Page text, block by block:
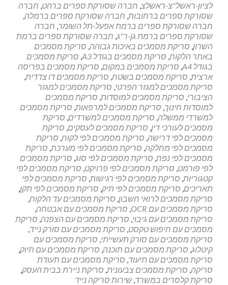
לציון-ראשל"צ-ראשלצ, חברה שסורקת ספרים ברהט, חברה
שסורקת ספרים ברחובות, חברה שסורקת ספרים ברמלה,
חברה שסורקת ספרים ברמת אפעל-תל השומר, חברה
שסורקת ספרים ברמת גן-ר"ג, חברה שסורקת ספרים ברמת
השרון, סריקת מסמכים באיכות גבוהה, סריקת מסמכים
באתר הלקוח, סריקת מסמכים בגודל A3 , סריקת מסמכים
בגודל A4
, סריקת מסמכים במקום, סריקת מסמכים בפריסה
ארצית, סריקת מסמכים בשטח, סריקת מסמכים דו צדדית,
סריקת מסמכים למגזר הפרטי, סריקת מסמכים למגזר
הציבורי, סריקת מסמכים למוסדות, סריקת מסמכים
למוסדות חינוך, סריקת מסמכים למרפאות, סריקת מסמכים
למשרדי ממשלה, סריקת מסמכים למשרדים, סריקת
מסמכים לעורכי דין, סריקת מסמכים לעסקים, סריקת
מסמכים לפי דרישה, סריקת מסמכים לפי לקוח, סריקת
מסמכים לפי מחלקה, סריקת מסמכים לפי מערכת, סריקת
מסמכים לפי נפח, סריקת מסמכים לפי סוג, סריקת מסמכים
לפי פורמט, סריקת מסמכים לפי פרויקט, סריקת מסמכים לפי
קטגוריות, סריקת מסמכים לפי רגישות, סריקת מסמכים לפי
תאריכים, סריקת מסמכים לפי תיק, סריקת מסמכים לפי תקן,
סריקת מסמכים לרואי חשבון, סריקת מסמכים עד הלקוח,
סריקת מסמכים עם OCR
, סריקת מסמכים עם אבטחה,
סריקת מסמכים עם גיבוי, סריקת מסמכים עם הצפנה, סריקת
מסמכים עם חיפוש טקסט, סריקת מסמכים עם סורק נייד,
סריקת מסמכים עם סורק תעשייתי, סריקת מסמכים עם
קיטלוג, סריקת מסמכים עם תוכנה, סריקת מסמכים עם תיוק,
סריקת מסמכים עם תיעוד, סריקת מסמכים עם תעודת
סריקה, סריקת מסמכים צבעונית, סריקת ניירת בבית העסק,
סריקת קלסרים במשרד, שירות סריקה נייד